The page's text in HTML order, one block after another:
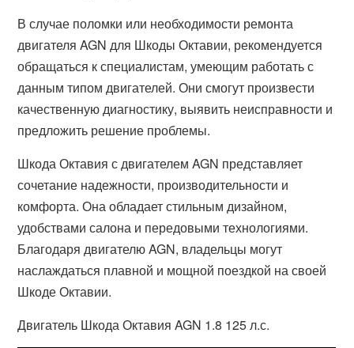
В случае поломки или необходимости ремонта
двигателя AGN для Шкоды Октавии, рекомендуется
обращаться к специалистам, умеющим работать с
данным типом двигателей. Они смогут произвести
качественную диагностику, выявить неисправности и
предложить решение проблемы.
Шкода Октавия с двигателем AGN представляет
сочетание надежности, производительности и
комфорта. Она обладает стильным дизайном,
удобствами салона и передовыми технологиями.
Благодаря двигателю AGN, владельцы могут
наслаждаться плавной и мощной поездкой на своей
Шкоде Октавии.
Двигатель Шкода Октавия AGN 1.8 125 л.с.